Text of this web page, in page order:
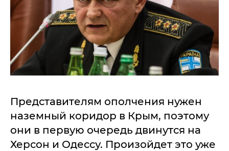
Представителям ополчения нужен
наземный коридор в Крым, поэтому
они в первую очередь двинутся на
Херсон и Одессу. Произойдет это уже